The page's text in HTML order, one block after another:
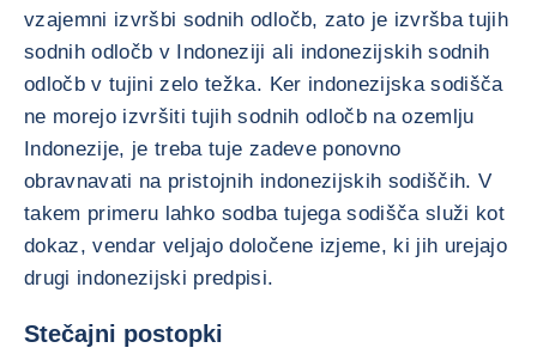
vzajemni izvršbi sodnih odločb, zato je izvršba tujih
sodnih odločb v Indoneziji ali indonezijskih sodnih
odločb v tujini zelo težka. Ker indonezijska sodišča
ne morejo izvršiti tujih sodnih odločb na ozemlju
Indonezije, je treba tuje zadeve ponovno
obravnavati na pristojnih indonezijskih sodiščih. V
takem primeru lahko sodba tujega sodišča služi kot
dokaz, vendar veljajo določene izjeme, ki jih urejajo
drugi indonezijski predpisi.
Stečajni postopki